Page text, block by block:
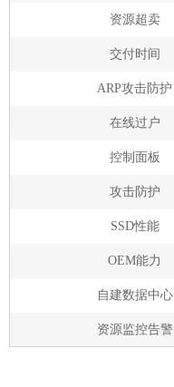
资源超卖
交付时间
ARP攻击防护
在线过户
控制面板
攻击防护
SSD性能
OEM能力
自建数据中心
资源监控告警